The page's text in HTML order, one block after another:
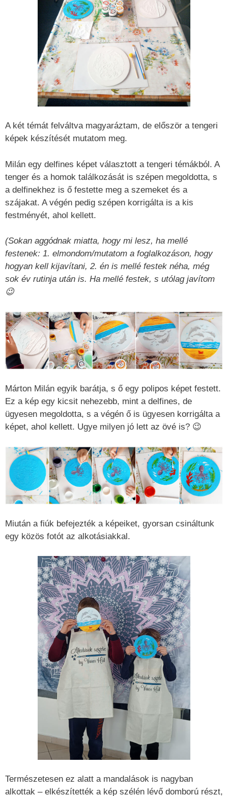
A két témát felváltva magyaráztam, de először a tengeri
képek készítését mutatom meg.
Milán egy delfines képet választott a tengeri témákból. A
tenger és a homok találkozását is szépen megoldotta, s
a delfinekhez is ő festette meg a szemeket és a
szájakat. A végén pedig szépen korrigálta is a kis
festményét, ahol kellett.
(Sokan aggódnak miatta, hogy mi lesz, ha mellé
festenek: 1. elmondom/mutatom a foglalkozáson, hogy
hogyan kell kijavítani, 2. én is mellé festek néha, még
sok év rutinja után is. Ha mellé festek, s utólag javítom
😉
Márton Milán egyik barátja, s ő egy polipos képet festett.
Ez a kép egy kicsit nehezebb, mint a delfines, de
ügyesen megoldotta, s a végén ő is ügyesen korrigálta a
képet, ahol kellett. Ugye milyen jó lett az övé is? 😉
Miután a fiúk befejezték a képeiket, gyorsan csináltunk
egy közös fotót az alkotásiakkal.
Természetesen ez alatt a mandalások is nagyban
alkottak – elkészítették a kép szélén lévő domború részt,